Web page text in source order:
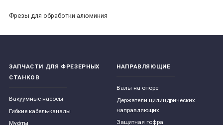
Фрезы для обработки алюминия
ЗАПЧАСТИ ДЛЯ ФРЕЗЕРНЫХ
СТАНКОВ
Вакуумные насосы
Гибкие кабель-каналы
Муфты
НАПРАВЛЯЮЩИЕ
Валы на опоре
Держатели цилиндрических
направляющих
Защитная гофра